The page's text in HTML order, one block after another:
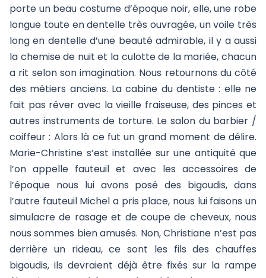
porte un beau costume d’époque noir, elle, une robe
longue toute en dentelle très ouvragée, un voile très
long en dentelle d’une beauté admirable, il y a aussi
la chemise de nuit et la culotte de la mariée, chacun
a rit selon son imagination. Nous retournons du côté
des métiers anciens. La cabine du dentiste : elle ne
fait pas rêver avec la vieille fraiseuse, des pinces et
autres instruments de torture. Le salon du barbier /
coiffeur : Alors là ce fut un grand moment de délire.
Marie-Christine s’est installée sur une antiquité que
l’on appelle fauteuil et avec les accessoires de
l’époque nous lui avons posé des bigoudis, dans
l’autre fauteuil Michel a pris place, nous lui faisons un
simulacre de rasage et de coupe de cheveux, nous
nous sommes bien amusés. Non, Christiane n’est pas
derrière un rideau, ce sont les fils des chauffes
bigoudis, ils devraient déjà être fixés sur la rampe